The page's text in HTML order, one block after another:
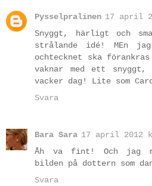
Pysselpralinen 17 april
Snyggt, härligt och
strålande idé! MEn
ochtecknet ska
vaknar med ett
vacker dag! Lite som
Svara
Bara Sara 17 april 2012
Åh va fint! Och jag
bilden på dottern som
Svara